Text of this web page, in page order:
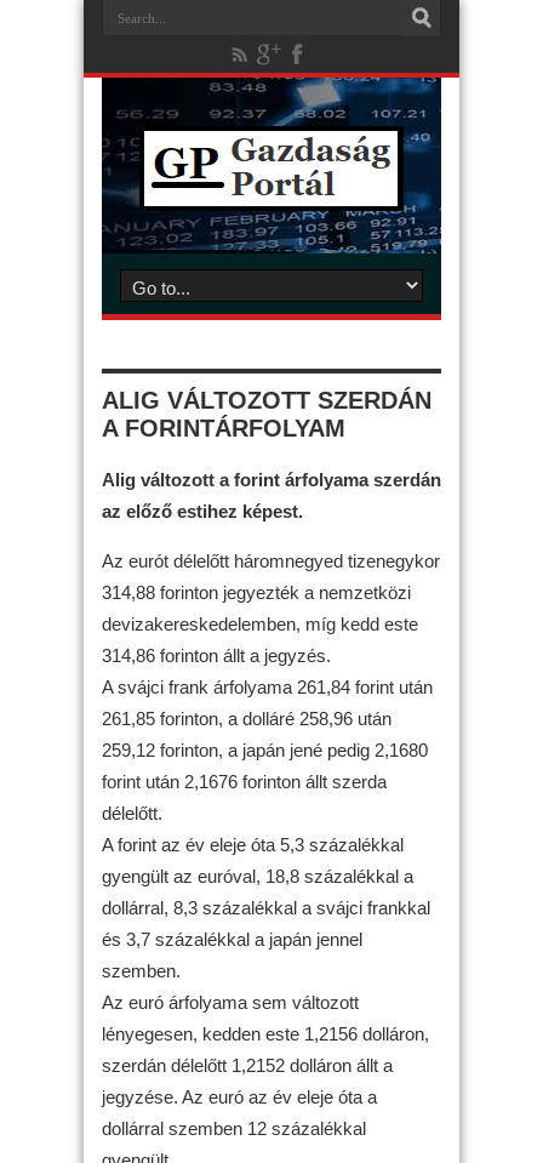
ALIG VÁLTOZOTT SZERDÁN
A FORINTÁRFOLYAM
Alig változott a forint árfolyama szerdán
az előző estihez képest.
Az eurót délelőtt háromnegyed tizenegykor
314,88 forinton jegyezték a nemzetközi
devizakereskedelemben, míg kedd este
314,86 forinton állt a jegyzés.
A svájci frank árfolyama 261,84 forint után
261,85 forinton, a dolláré 258,96 után
259,12 forinton, a japán jené pedig 2,1680
forint után 2,1676 forinton állt szerda
délelőtt.
A forint az év eleje óta 5,3 százalékkal
gyengült az euróval, 18,8 százalékkal a
dollárral, 8,3 százalékkal a svájci frankkal
és 3,7 százalékkal a japán jennel
szemben.
Az euró árfolyama sem változott
lényegesen, kedden este 1,2156 dolláron,
szerdán délelőtt 1,2152 dolláron állt a
jegyzése. Az euró az év eleje óta a
dollárral szemben 12 százalékkal